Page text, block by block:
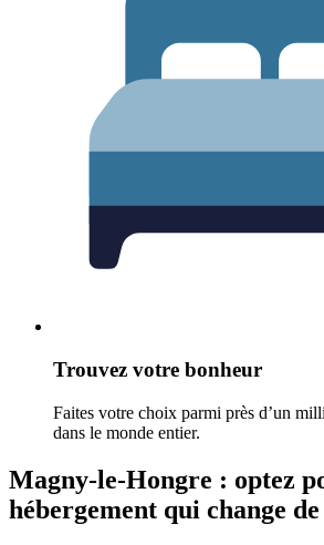
Trouvez votre bonheur
Faites votre choix parmi près d’un
dans le monde entier.
Magny-le-Hongre : optez
hébergement qui change